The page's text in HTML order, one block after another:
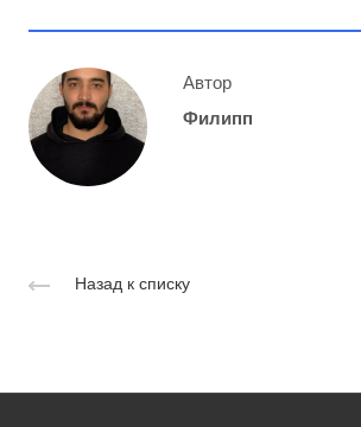
Автор
Филипп
Назад к списку